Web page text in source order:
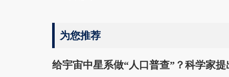
为您推荐
给宇宙中星系做“人口普查”？科学家提